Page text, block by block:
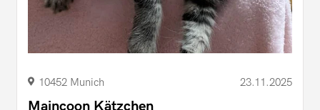
10452 Munich 23.11.2025
Maincoon Kätzchen